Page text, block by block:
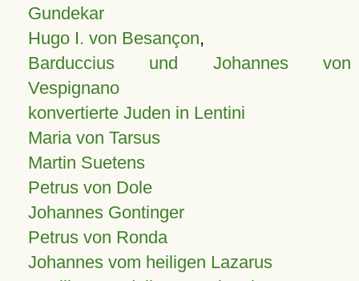
Gundekar
Hugo I. von Besançon,
Barduccius und Johannes von
Vespignano
konvertierte Juden in Lentini
Maria von Tarsus
Martin Suetens
Petrus von Dole
Johannes Gontinger
Petrus von Ronda
Johannes vom heiligen Lazarus